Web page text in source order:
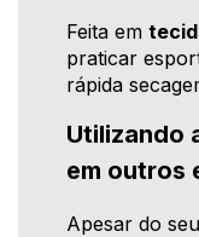
Feita em
praticar
rápida
Utilizando
em outros
Apesar do